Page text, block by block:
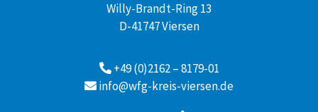
Willy-Brandt-Ring 13
D-41747 Viersen
+49 (0)2162 – 8179-01
info@wfg-kreis-viersen.de